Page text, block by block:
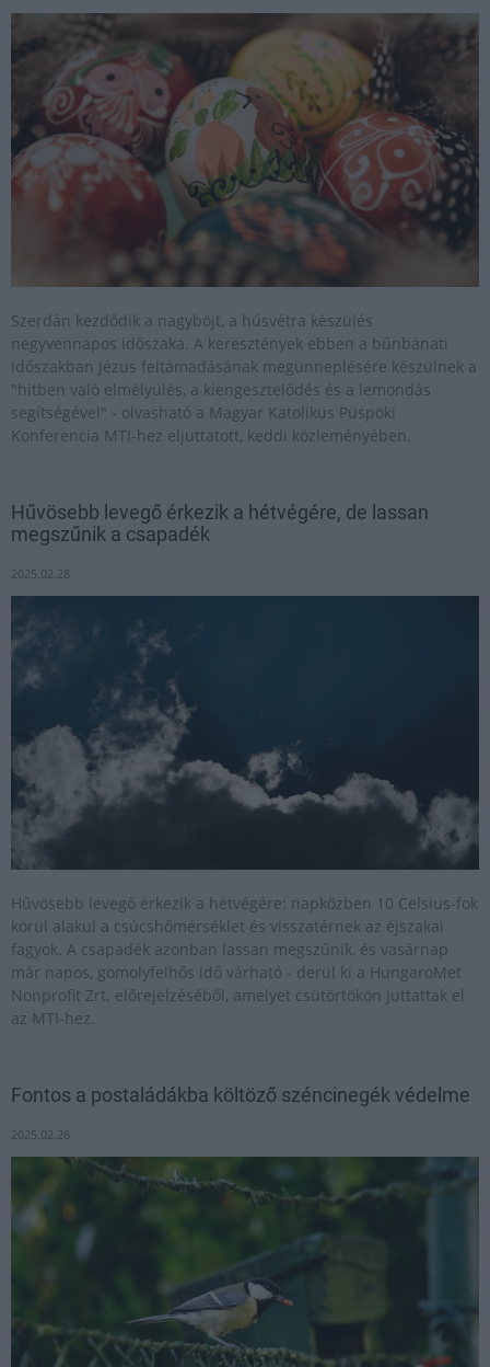
Szerdán kezdődik a nagyböjt, a húsvétra készülés
negyvennapos időszaka. A keresztények ebben a bűnbánati
időszakban Jézus feltámadásának megünneplésére készülnek a
"hitben való elmélyülés, a kiengesztelődés és a lemondás
segítségével" - olvasható a Magyar Katolikus Püspöki
Konferencia MTI-hez eljuttatott, keddi közleményében.
Hűvösebb levegő érkezik a hétvégére, de lassan
megszűnik a csapadék
2025.02.28
Hűvösebb levegő érkezik a hétvégére: napközben 10 Celsius-fok
körül alakul a csúcshőmérséklet és visszatérnek az éjszakai
fagyok. A csapadék azonban lassan megszűnik, és vasárnap
már napos, gomolyfelhős idő várható - derül ki a HungaroMet
Nonprofit Zrt. előrejelzéséből, amelyet csütörtökön juttattak el
az MTI-hez.
Fontos a postaládákba költöző széncinegék védelme
2025.02.26